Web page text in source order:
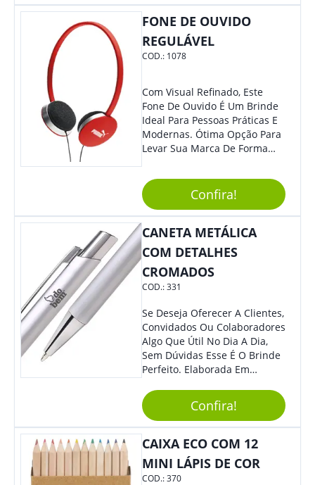
FONE DE OUVIDO
REGULÁVEL
COD.: 1078
Com Visual Refinado, Este
Fone De Ouvido É Um Brinde
Ideal Para Pessoas Práticas E
Modernas. Ótima Opção Para
Levar Sua Marca De Forma
Sua Empresa Em Eventos,
Reuniões Corporativas Ou Até
Mesmo Para Presentear
Colaboradores E Parceiros De
Sua Empresa.
Confira!
CANETA METÁLICA
COM DETALHES
CROMADOS
COD.:331
Se Deseja Oferecer A Clientes,
Convidados Ou Colaboradores
Algo Que Útil No Dia A Dia,
Sem Dúvidas Esse É O Brinde
Perfeito. Elaborada Em
Com Detalhes Em Metal, Essa
Incrível Caneta Esferográfica É
Acionada Na Por Clic Na Parte
Superior.
Confira!
CAIXA ECO COM 12
MINI LÁPIS DE COR
COD.:370